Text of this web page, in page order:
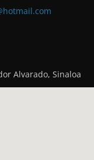
Alvarado, Sinaloa